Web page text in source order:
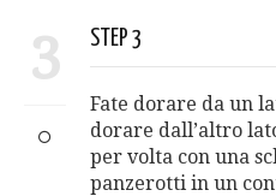
3 STEP 3
Fate dorare da un
dorare dall’altro
per volta con una
panzerotti in un